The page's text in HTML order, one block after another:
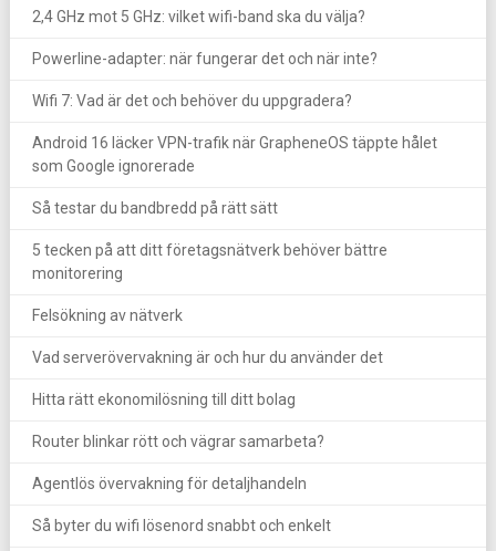
2,4 GHz mot 5 GHz: vilket wifi-band ska du välja?
Powerline-adapter: när fungerar det och när inte?
Wifi 7: Vad är det och behöver du uppgradera?
Android 16 läcker VPN-trafik när GrapheneOS täppte hålet
som Google ignorerade
Så testar du bandbredd på rätt sätt
5 tecken på att ditt företagsnätverk behöver bättre
monitorering
Felsökning av nätverk
Vad serverövervakning är och hur du använder det
Hitta rätt ekonomilösning till ditt bolag
Router blinkar rött och vägrar samarbeta?
Agentlös övervakning för detaljhandeln
Så byter du wifi lösenord snabbt och enkelt